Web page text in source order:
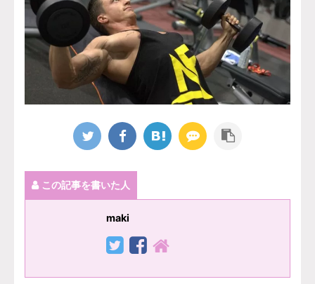
この記事を書いた人
maki